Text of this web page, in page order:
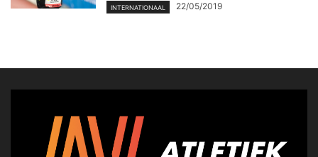
INTERNATIONAAL 22/05/2019